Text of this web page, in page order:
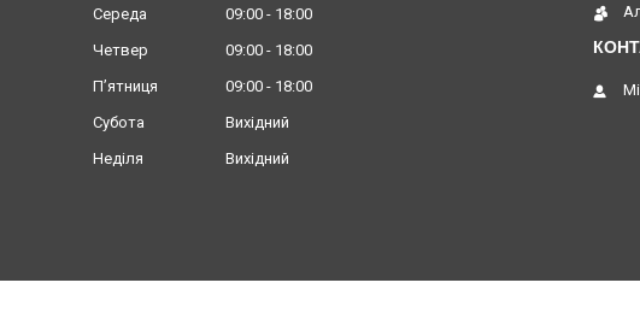
Середа
09:00
18:00
Четвер
09:00
18:00
Пʼятниця
09:00
18:00
Субота
Вихідний
Неділя
Вихідний